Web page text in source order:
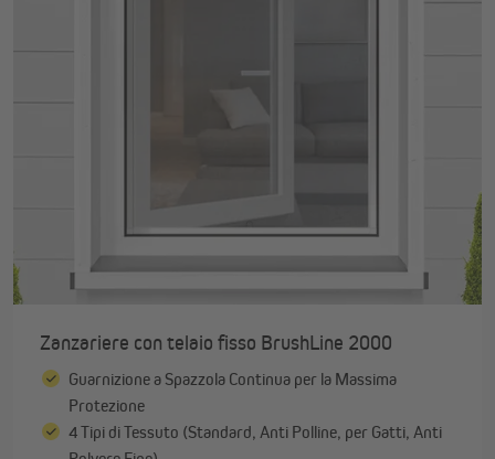
Zanzariere con telaio fisso BrushLine 2000
Guarnizione a Spazzola Continua per la Massima
Protezione
4 Tipi di Tessuto (Standard, Anti Polline, per Gatti, Anti